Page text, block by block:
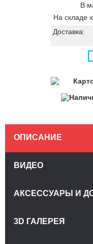
В
На складе
Доставка:
ОПИСАНИЕ
ВИДЕО
АКСЕССУАРЫ И
3D ГАЛЕРЕЯ